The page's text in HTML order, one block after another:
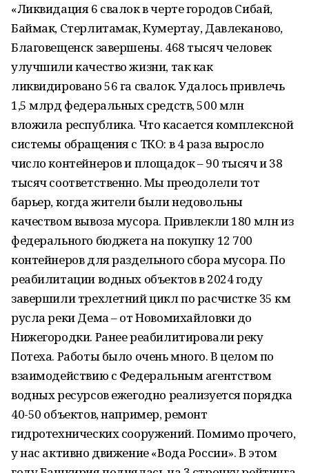
«Ликвидация 6 свалок в черте городов Сибай,
Баймак, Стерлитамак, Кумертау, Давлеканово,
Благовещенск завершены. 468 тысяч человек
улучшили качество жизни, так как
ликвидировано 56 га свалок. Удалось привлечь
1,5 млрд федеральных средств, 500 млн
вложила республика. Что касается комплексной
системы обращения с ТКО: в 4 раза выросло
число контейнеров и площадок – 90 тысяч и 38
тысяч соответственно. Мы преодолели тот
барьер, когда жители были недовольны
качеством вывоза мусора. Привлекли 180 млн из
федерального бюджета на покупку 12 700
контейнеров для раздельного сбора мусора. По
реабилитации водных объектов в 2024 году
завершили трехлетний цикл по расчистке 35 км
русла реки Дема – от Новомихайловки до
Нижегородки. Ранее реабилитировали реку
Потеха. Работы было очень много. В целом по
взаимодействию с Федеральным агентством
водных ресурсов ежегодно реализуется порядка
40-50 объектов, например, ремонт
гидротехнических сооружений. Помимо прочего,
у нас активно движение «Вода России». В этом